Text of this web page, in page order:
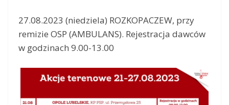
27.08.2023 (niedziela) ROZKOPACZEW, przy
remizie OSP (AMBULANS). Rejestracja dawców
w godzinach 9.00-13.00